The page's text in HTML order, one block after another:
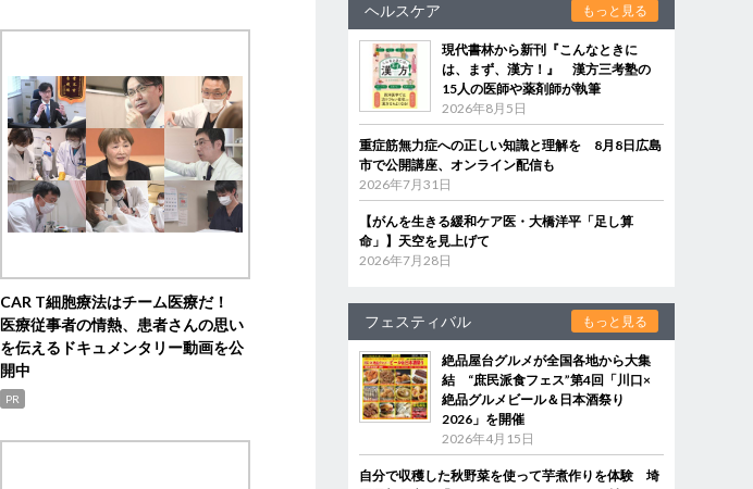
CAR T細胞療法はチーム医療だ！
医療従事者の情熱、患者さんの思い
を伝えるドキュメンタリー動画を公
開中
PR
ヘルスケア もっと見る
現代書林から新刊『こんなときに
は、まず、漢方！』 漢方三考塾の
15人の医師や薬剤師が執筆
2026年8月5日
重症筋無力症への正しい知識と理解を 8月8日広島
市で公開講座、オンライン配信も
2026年7月31日
【がんを生きる緩和ケア医・大橋洋平「足し算
命」】天空を見上げて
2026年7月28日
フェスティバル もっと見る
絶品屋台グルメが全国各地から大集
結 “庶民派食フェス”第4回「川口×
絶品グルメビール＆日本酒祭り
2026」を開催
2026年4月15日
自分で収穫した秋野菜を使って芋煮作りを体験 埼